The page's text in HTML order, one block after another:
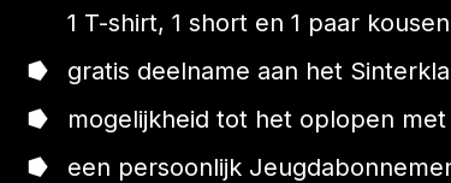
1 T-shirt, 1 short en 1 paar
gratis deelname aan het
mogelijkheid tot het oplopen met
een persoonlijk